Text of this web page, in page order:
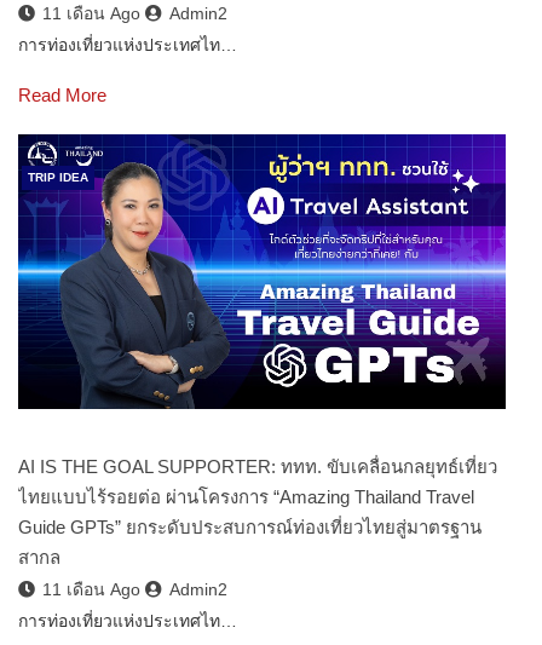
11 เดือน Ago
Admin2
การท่องเที่ยวแห่งประเทศไท…
Read More
TRIP IDEA
AI IS THE GOAL SUPPORTER: ททท. ขับเคลื่อนกลยุทธ์เที่ยว
ไทยแบบไร้รอยต่อ ผ่านโครงการ “Amazing Thailand Travel
Guide GPTs” ยกระดับประสบการณ์ท่องเที่ยวไทยสู่มาตรฐาน
สากล
11 เดือน Ago
Admin2
การท่องเที่ยวแห่งประเทศไท…